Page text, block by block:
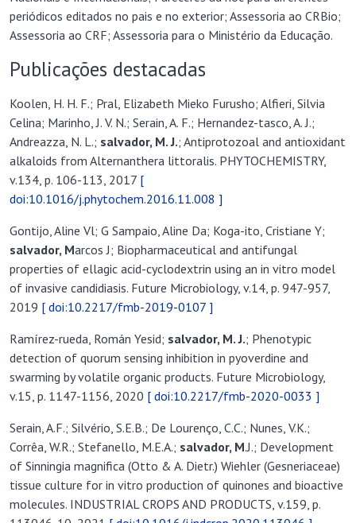
periódicos editados no pais e no exterior; Assessoria ao CRBio;
Assessoria ao CRF; Assessoria para o Ministério da Educação.
Publicações destacadas
Koolen, H. H. F.; Pral, Elizabeth Mieko Furusho; Alfieri, Silvia
Celina; Marinho, J. V. N.; Serain, A. F.; Hernandez-tasco, A. J.;
Andreazza, N. L.; salvador, M. J.; Antiprotozoal and antioxidant
alkaloids from Alternanthera littoralis. PHYTOCHEMISTRY,
v.134, p. 106-113, 2017 [
doi:10.1016/j.phytochem.2016.11.008 ]
Gontijo, Aline Vl; G Sampaio, Aline Da; Koga-ito, Cristiane Y;
salvador, Marcos J; Biopharmaceutical and antifungal
properties of ellagic acid-cyclodextrin using an in vitro model
of invasive candidiasis. Future Microbiology, v.14, p. 947-957,
2019 [ doi:10.2217/fmb-2019-0107 ]
Ramírez-rueda, Román Yesid; salvador, M. J.; Phenotypic
detection of quorum sensing inhibition in pyoverdine and
swarming by volatile organic products. Future Microbiology,
v.15, p. 1147-1156, 2020 [ doi:10.2217/fmb-2020-0033 ]
Serain, A.F.; Silvério, S.E.B.; De Lourenço, C.C.; Nunes, V.K.;
Corrêa, W.R.; Stefanello, M.E.A.; salvador, M.J.; Development
of Sinningia magnifica (Otto & A. Dietr.) Wiehler (Gesneriaceae)
tissue culture for in vitro production of quinones and bioactive
molecules. INDUSTRIAL CROPS AND PRODUCTS, v.159, p.